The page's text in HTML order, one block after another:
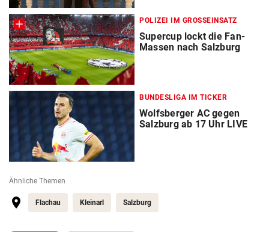
POLIZEI IM GROSSEINSATZ
Supercup lockt die Fan-
Massen nach Salzburg
BUNDESLIGA IM TICKER
Wolfsberger AC gegen
Salzburg ab 17 Uhr LIVE
Ähnliche Themen
Flachau Kleinarl Salzburg